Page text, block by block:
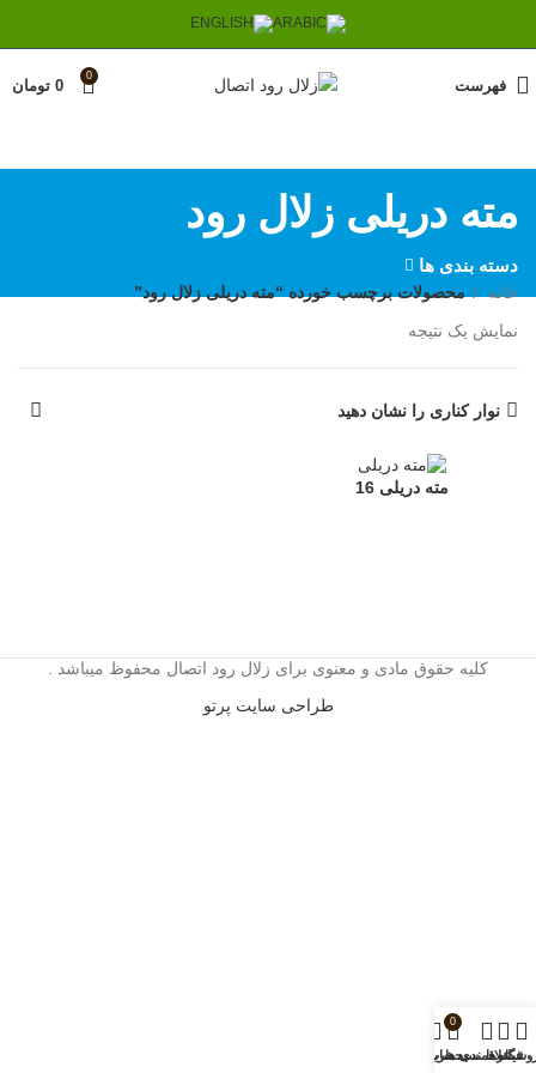
فهرست
0
0 تومان
مته دریلی زلال رود
دسته بندی ها
خانه
محصولات برچسب خورده “مته دریلی زلال رود”
نمایش یک نتیجه
نوار کناری را نشان دهید
مته دریلی 16
کلیه حقوق مادی و معنوی برای زلال رود اتصال محفوظ میباشد .
طراحی سایت پرتو
فیلترها
علاقمندی ها
0
سبد خرید
حساب من